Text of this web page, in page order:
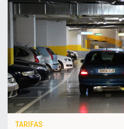
TARIFAS